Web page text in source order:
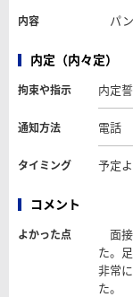
内容 パ
内定（内々定）
拘束や指示 内定
通知方法 電話
タイミング 予定
コメント
よかった点
面
た。
非常
た。